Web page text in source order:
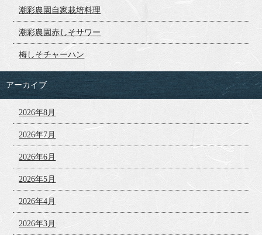
潮彩農園自家栽培料理
潮彩農園赤しそサワー
梅しそチャーハン
アーカイブ
2026年8月
2026年7月
2026年6月
2026年5月
2026年4月
2026年3月